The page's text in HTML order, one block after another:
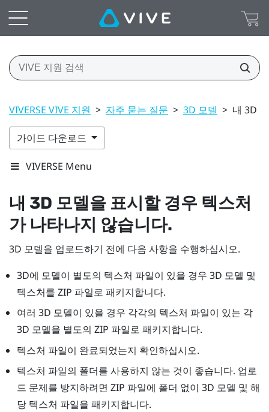
VIVERSE VIVE 지원 > 자주 묻는 질문 > 3D 모델 > 내 3D
가이드 다운로드
VIVERSE Menu
내 3D 모델을 표시할 경우 텍스처
가 나타나지 않습니다.
3D 모델을 업로드하기 전에 다음 사항을 수행하십시오.
3D에 모델이 별도의 텍스처 파일이 있을 경우 3D 모델 및
텍스처를 ZIP 파일로 패키지합니다.
여러 3D 모델이 있을 경우 각각의 텍스처 파일이 있는 각
3D 모델을 별도의 ZIP 파일로 패키지합니다.
텍스처 파일이 완료되었는지 확인하십시오.
텍스처 파일의 폴더를 사용하지 않는 것이 좋습니다. 업로
드 문제를 방지하려면 ZIP 파일에 폴더 없이 3D 모델 및 해
당 텍스처 파일을 패키지합니다.